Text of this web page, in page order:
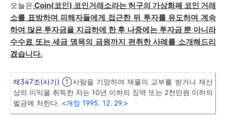
오늘은 Coin(코인) 코인거래소라는 허구의 가상화폐 코인 거래
소를 표방하며 피해자들에게 접근한 뒤 투자를 유도하며 계속
하여 많은 투자금을 지급하에 한 후 나중에는 투자금 뿐 아니라
수수료 또는 세금 명목의 금원까지 편취한 사례를 소개해드리
겠습니다.
제347조(사기)①사람을 기망하여 재물의 교부를 받거나 재산
상의 이익을 취득한 자는 10년 이하의 징역 또는 2천만원 이하의
벌금에 처한다. <개정 1995. 12. 29.>